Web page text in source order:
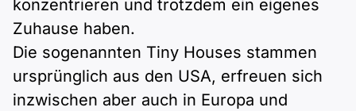
konzentrieren und trotzdem ein eigenes
Zuhause haben.
Die sogenannten Tiny Houses stammen
ursprünglich aus den USA, erfreuen sich
inzwischen aber auch in Europa und